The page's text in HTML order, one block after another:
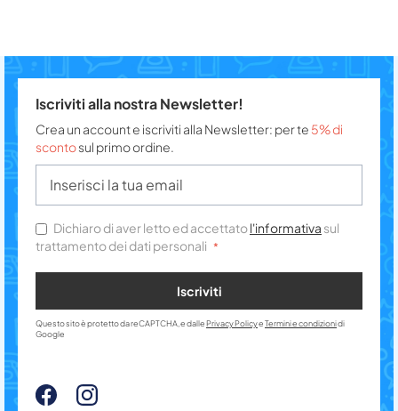
Iscriviti alla nostra Newsletter!
Crea un account e iscriviti alla Newsletter: per te 5% di
scontosul primo ordine.
Dichiaro di aver letto ed accettatol'informativa sul
trattamento dei dati personali
Iscriviti
Questo sito è protetto da reCAPTCHA, e dalle Privacy PolicyeTermini e condizionidi
Google